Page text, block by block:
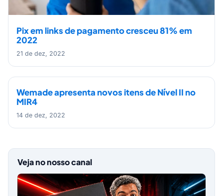
Pix em links de pagamento cresceu 81% em
2022
21 de dez, 2022
Wemade apresenta novos itens de Nível II no
MIR4
14 de dez, 2022
Veja no nosso canal